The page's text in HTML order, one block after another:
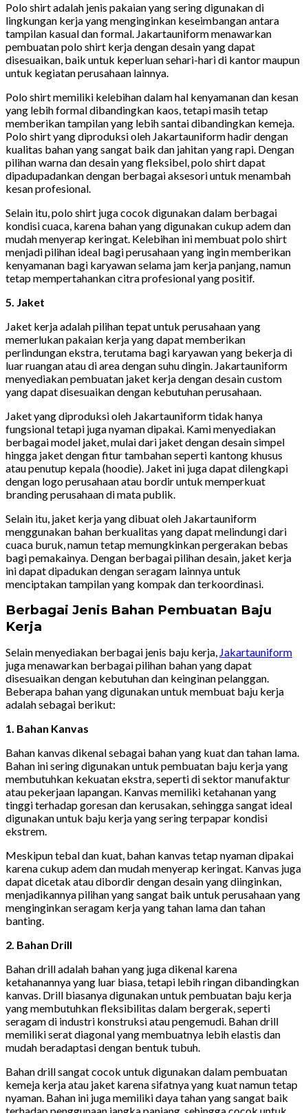
Polo shirt adalah jenis pakaian yang sering digunakan di
lingkungan kerja yang menginginkan keseimbangan antara
tampilan kasual dan formal. Jakartauniform menawarkan
pembuatan polo shirt kerja dengan desain yang dapat
disesuaikan, baik untuk keperluan sehari-hari di kantor maupun
untuk kegiatan perusahaan lainnya.
Polo shirt memiliki kelebihan dalam hal kenyamanan dan kesan
yang lebih formal dibandingkan kaos, tetapi masih tetap
memberikan tampilan yang lebih santai dibandingkan kemeja.
Polo shirt yang diproduksi oleh Jakartauniform hadir dengan
kualitas bahan yang sangat baik dan jahitan yang rapi. Dengan
pilihan warna dan desain yang fleksibel, polo shirt dapat
dipadupadankan dengan berbagai aksesori untuk menambah
kesan profesional.
Selain itu, polo shirt juga cocok digunakan dalam berbagai
kondisi cuaca, karena bahan yang digunakan cukup adem dan
mudah menyerap keringat. Kelebihan ini membuat polo shirt
menjadi pilihan ideal bagi perusahaan yang ingin memberikan
kenyamanan bagi karyawan selama jam kerja panjang, namun
tetap mempertahankan citra profesional yang positif.
5. Jaket
Jaket kerja adalah pilihan tepat untuk perusahaan yang
memerlukan pakaian kerja yang dapat memberikan
perlindungan ekstra, terutama bagi karyawan yang bekerja di
luar ruangan atau di area dengan suhu dingin. Jakartauniform
menyediakan pembuatan jaket kerja dengan desain custom
yang dapat disesuaikan dengan kebutuhan perusahaan.
Jaket yang diproduksi oleh Jakartauniform tidak hanya
fungsional tetapi juga nyaman dipakai. Kami menyediakan
berbagai model jaket, mulai dari jaket dengan desain simpel
hingga jaket dengan fitur tambahan seperti kantong khusus
atau penutup kepala (hoodie). Jaket ini juga dapat dilengkapi
dengan logo perusahaan atau bordir untuk memperkuat
branding perusahaan di mata publik.
Selain itu, jaket kerja yang dibuat oleh Jakartauniform
menggunakan bahan berkualitas yang dapat melindungi dari
cuaca buruk, namun tetap memungkinkan pergerakan bebas
bagi pemakainya. Dengan berbagai pilihan desain, jaket kerja
ini dapat dipadukan dengan seragam lainnya untuk
menciptakan tampilan yang kompak dan terkoordinasi.
Berbagai Jenis Bahan Pembuatan Baju
Kerja
Selain menyediakan berbagai jenis baju kerja, Jakartauniform
juga menawarkan berbagai pilihan bahan yang dapat
disesuaikan dengan kebutuhan dan keinginan pelanggan.
Beberapa bahan yang digunakan untuk membuat baju kerja
adalah sebagai berikut:
1. Bahan Kanvas
Bahan kanvas dikenal sebagai bahan yang kuat dan tahan lama.
Bahan ini sering digunakan untuk pembuatan baju kerja yang
membutuhkan kekuatan ekstra, seperti di sektor manufaktur
atau pekerjaan lapangan. Kanvas memiliki ketahanan yang
tinggi terhadap goresan dan kerusakan, sehingga sangat ideal
digunakan untuk baju kerja yang sering terpapar kondisi
ekstrem.
Meskipun tebal dan kuat, bahan kanvas tetap nyaman dipakai
karena cukup adem dan mudah menyerap keringat. Kanvas juga
dapat dicetak atau dibordir dengan desain yang diinginkan,
menjadikannya pilihan yang sangat baik untuk perusahaan yang
menginginkan seragam kerja yang tahan lama dan tahan
banting.
2. Bahan Drill
Bahan drill adalah bahan yang juga dikenal karena
ketahanannya yang luar biasa, tetapi lebih ringan dibandingkan
kanvas. Drill biasanya digunakan untuk pembuatan baju kerja
yang membutuhkan fleksibilitas dalam bergerak, seperti
seragam di industri konstruksi atau pengemudi. Bahan drill
memiliki serat diagonal yang membuatnya lebih elastis dan
mudah beradaptasi dengan bentuk tubuh.
Bahan drill sangat cocok untuk digunakan dalam pembuatan
kemeja kerja atau jaket karena sifatnya yang kuat namun tetap
nyaman. Bahan ini juga memiliki daya tahan yang sangat baik